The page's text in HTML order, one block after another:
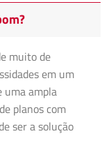
muito de
em um
uma ampla
planos com
ser a solução